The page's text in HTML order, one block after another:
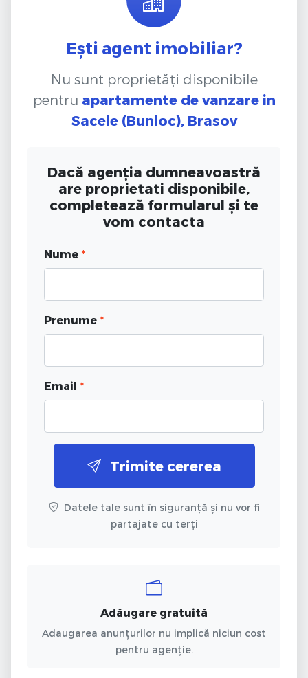
Ești agent imobiliar?
Nu sunt proprietăți disponibile
pentru apartamente de vanzare in
Sacele (Bunloc), Brasov
Dacă agenția dumneavoastră
are proprietati disponibile,
completează formularul și te
vom contacta
Nume *
Prenume *
Email *
Trimite cererea
Datele tale sunt în siguranță și nu vor fi
partajate cu terți
Adăugare gratuită
Adaugarea anunțurilor nu implică niciun cost
pentru agenție.